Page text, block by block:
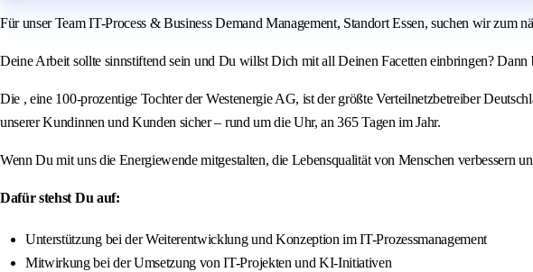
Für unser Team IT-Process & Business Demand Management, Standort Essen, suchen wir zum
Deine Arbeit sollte sinnstiftend sein und Du willst Dich mit all Deinen Facetten einbringen? Dann
Die , eine 100-prozentige Tochter der Westenergie AG, ist der größte Verteilnetzbetreiber
unserer Kundinnen und Kunden sicher – rund um die Uhr, an 365 Tagen im Jahr.
Wenn Du mit uns die Energiewende mitgestalten, die Lebensqualität von Menschen
Dafür stehst Du auf:
Unterstützung bei der Weiterentwicklung und Konzeption im IT-Prozessmanagement
Mitwirkung bei der Umsetzung von IT-Projekten und KI-Initiativen